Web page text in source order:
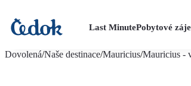
Last MinutePobytové
Dovolená/Naše destinace/Mauricius/Mauricius -